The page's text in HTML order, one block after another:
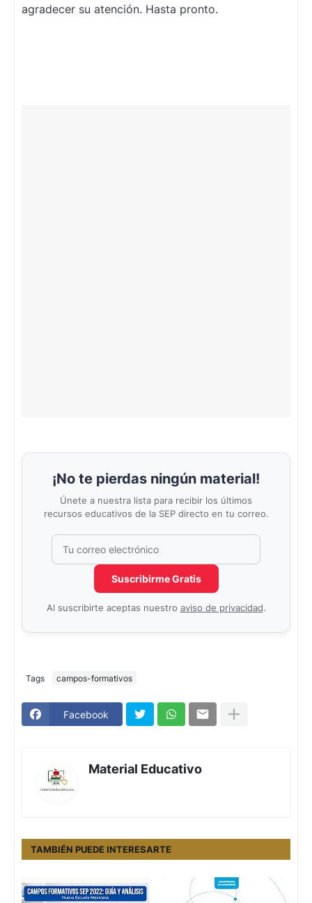
agradecer su atención. Hasta pronto.
¡No te pierdas ningún material!
Únete a nuestra lista para recibir los últimos
recursos educativos de la SEP directo en tu correo.
No completar este campo
Suscribirme Gratis
Al suscribirte aceptas nuestro aviso de privacidad.
Tags campos-formativos
Facebook
Material Educativo
TAMBIÉN PUEDE INTERESARTE